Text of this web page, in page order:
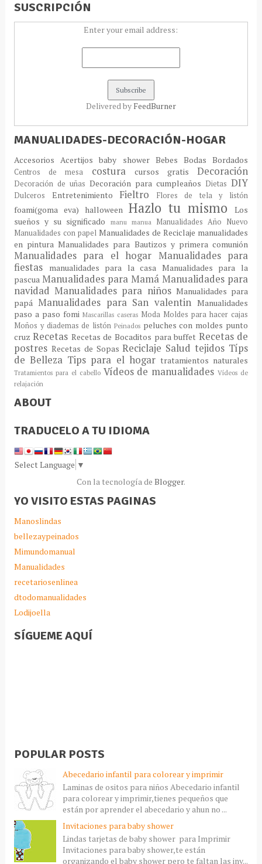
SUSCRIPCIÓN
Enter your email address:
Delivered by FeedBurner
MANUALIDADES-DECORACIÓN-HOGAR
AccesoriosAcertijosbaby shower Bebes BodasBordados
Centros de mesa costura cursos gratisDecoración
Decoración de uñas Decoración para cumpleaños DietasDIY
Dulceros Entretenimiento Fieltro Flores de tela y listón
foami(goma eva) halloween Hazlo tu mismoLos
sueños y su significado
manu manua Manualidades Año Nuevo
Manualidades con papel Manualidades de Reciclaje manualidades
en pinturaManualidades para Bautizos y primera comunión
Manualidades para el hogar Manualidades para
fiestas
manualidades para la casa Manualidades para la
pascua Manualidades para MamáManualidades para
navidadManualidades para niños Manualidades para
papá Manualidades para San valentinManualidades
paso a paso fomi Mascarillas caseras Moda Moldes para hacer cajas
Moños y diademas de listón Peinados peluches con moldes punto
cruzRecetas Recetas de Bocaditos para buffet Recetas de
postres Recetas de SopasReciclaje Saludtejidos Típs
de Belleza Tips para el hogar tratamientos naturales
Tratamientos para el cabello Vídeos de manualidadesVídeos de
relajación
ABOUT
TRADUCELO A TU IDIOMA
Select Language ▼
Con la tecnología de Blogger.
YO VISITO ESTAS PAGINAS
Manoslindas
bellezaypeinados
Mimundomanual
Manualidades
recetariosenlinea
dtodomanualidades
Lodijoella
SÍGUEME AQUÍ
POPULAR POSTS
Abecedario infantil para colorear y imprimir
Laminas de ositos para niños Abecedario infantil
para colorear y imprimir,tienes pequeños que
están por aprender el abecedario y ahun no ...
Invitaciones para baby shower
Lindas tarjetas de baby shower para Imprimir
Invitaciones para baby shower,te están
organizando el baby shower pero te faltan las inv...